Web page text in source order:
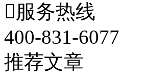
服务热线
400-831-6077
推荐文章